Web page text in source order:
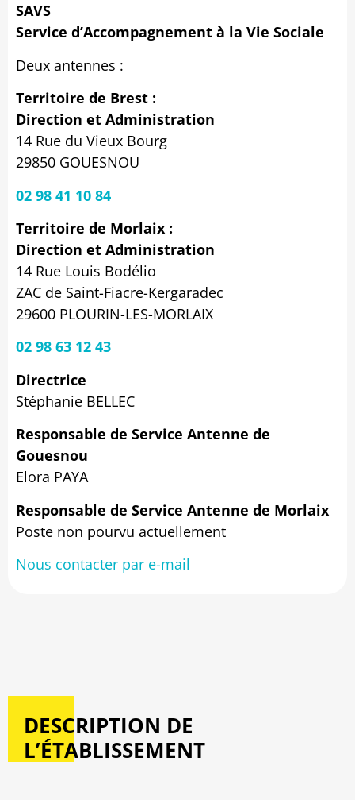
SAVS
Service d’Accompagnement à la Vie Sociale
Deux antennes :
Territoire de Brest :
Direction et Administration
14 Rue du Vieux Bourg
29850 GOUESNOU
02 98 41 10 84
Territoire de Morlaix :
Direction et Administration
14 Rue Louis Bodélio
ZAC de Saint-Fiacre-Kergaradec
29600 PLOURIN-LES-MORLAIX
02 98 63 12 43
Directrice
Stéphanie BELLEC
Responsable de Service Antenne de
Gouesnou
Elora PAYA
Responsable de Service Antenne de Morlaix
Poste non pourvu actuellement
Nous contacter par e-mail
DESCRIPTION DE
L’ÉTABLISSEMENT